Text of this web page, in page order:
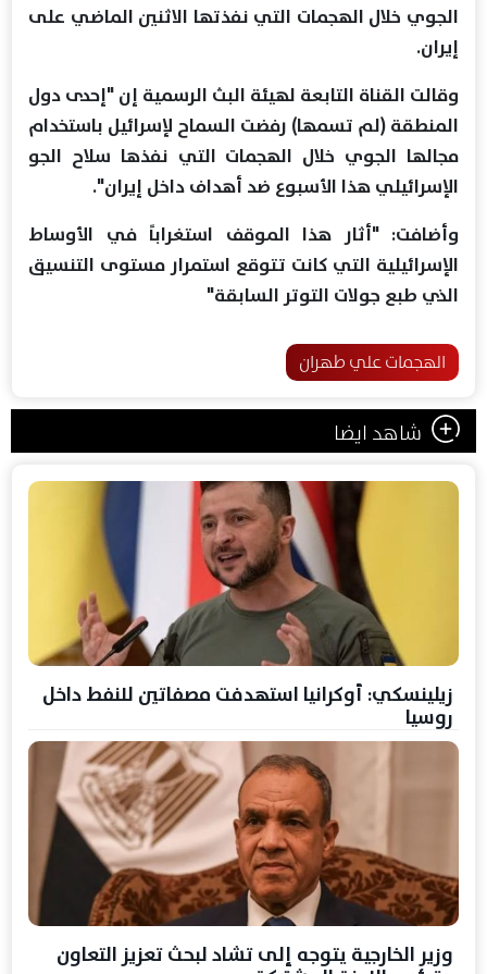
الجوي خلال الهجمات التي نفذتها الاثنين الماضي على
إيران.
وقالت القناة التابعة لهيئة البث الرسمية إن "إحدى دول
المنطقة (لم تسمها) رفضت السماح لإسرائيل باستخدام
مجالها الجوي خلال الهجمات التي نفذها سلاح الجو
الإسرائيلي هذا الأسبوع ضد أهداف داخل إيران".
وأضافت: "أثار هذا الموقف استغراباً في الأوساط
الإسرائيلية التي كانت تتوقع استمرار مستوى التنسيق
الذي طبع جولات التوتر السابقة"
الهجمات علي طهران
شاهد ايضا
زيلينسكي: أوكرانيا استهدفت مصفاتين للنفط داخل
روسيا
وزير الخارجية يتوجه إلى تشاد لبحث تعزيز التعاون